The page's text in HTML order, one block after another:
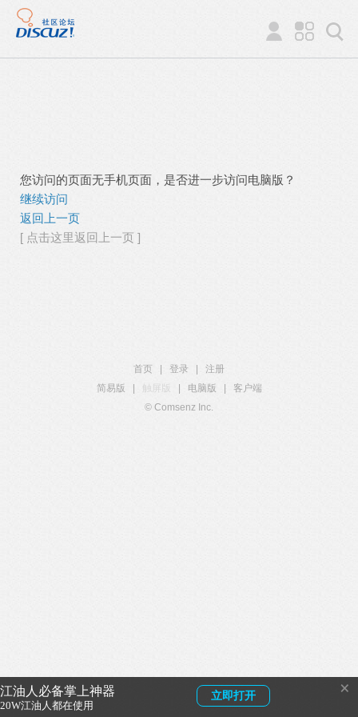
江油人必备掌上神器
20W江油人都在使用
立即打开 ×
您访问的页面无手机页面，是否进一步访问电脑版？
继续访问
返回上一页
[ 点击这里返回上一页 ]
首页 登录
注册
简易版
触屏版 电脑版
客户端
© Comsenz Inc.